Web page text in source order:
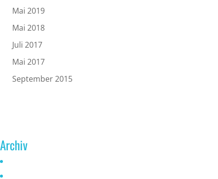
Mai 2019
Mai 2018
Juli 2017
Mai 2017
September 2015
Archiv